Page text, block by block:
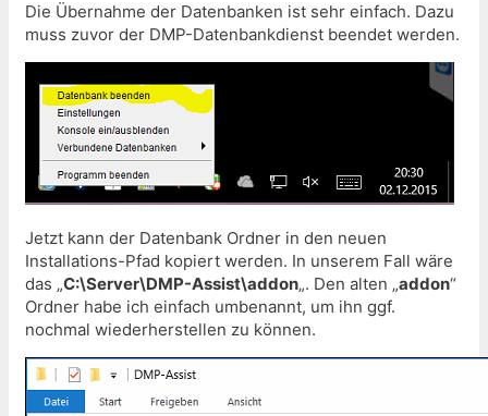
Die Übernahme der Datenbanken ist sehr einfach. Dazu
muss zuvor der DMP-Datenbankdienst beendet werden.
Jetzt kann der Datenbank Ordner in den neuen
Installations-Pfad kopiert werden. In unserem Fall wäre
das „C:\Server\DMP-Assist\addon„. Den alten „addon“
Ordner habe ich einfach umbenannt, um ihn ggf.
nochmal wiederherstellen zu können.